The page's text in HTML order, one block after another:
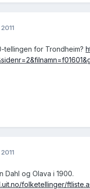
tellingen for Trondheim?
Dahl og Olava i 1900.
folketellinger/